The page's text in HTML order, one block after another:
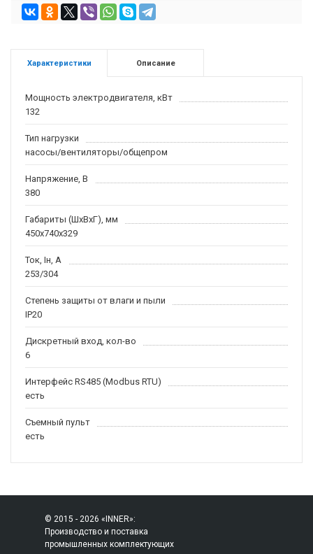
Характеристики Описание
Мощность электродвигателя, кВт
132
Тип нагрузки
насосы/вентиляторы/общепром
Напряжение, В
380
Габариты (ШхВхГ), мм
450х740х329
Ток, Iн, А
253/304
Степень защиты от влаги и пыли
IP20
Дискретный вход, кол-во
6
Интерфейс RS485 (Modbus RTU)
есть
Съемный пульт
есть
© 2015 - 2026 «INNER»:
Производство и поставка
промышленных комплектующих